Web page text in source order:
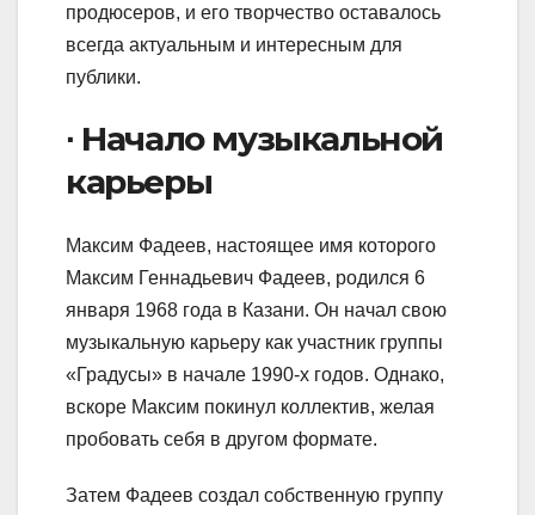
продюсеров, и его творчество оставалось
всегда актуальным и интересным для
публики.
∙ Начало музыкальной
карьеры
Максим Фадеев, настоящее имя которого
Максим Геннадьевич Фадеев, родился 6
января 1968 года в Казани. Он начал свою
музыкальную карьеру как участник группы
«Градусы» в начале 1990-х годов. Однако,
вскоре Максим покинул коллектив, желая
пробовать себя в другом формате.
Затем Фадеев создал собственную группу